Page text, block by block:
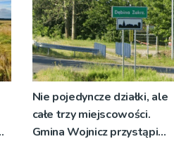
Nie pojedyncze działki, ale
całe trzy miejscowości.
Gmina Wojnicz przystąpi